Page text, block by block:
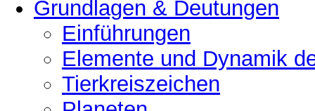
Grundlagen & Deutungen
Einführungen
Elemente und Dynamik
Tierkreiszeichen